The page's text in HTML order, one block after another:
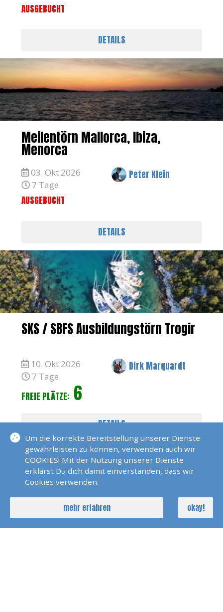
AUSGEBUCHT
DETAILS
Meilentörn Mallorca, Ibiza,
Menorca
03. Okt 2026
7 Tage
Peter Klein
AUSGEBUCHT
DETAILS
SKS / SBFS Ausbildungstörn Trogir
10. Okt 2026
7 Tage
Dirk Marquardt
FREIE PLÄTZE: 6
DETAILS
Katamaran Training 3 Tage Trogir
Um die korrekte Bereitstellung unserer Dienste
gewährleisten zu können, verwenden auch wir
COOKIES! Mit der Nutzung unserer Dienste
erklärst Du dich damit einverstanden, dass wir
Cookies verwenden.
mehr erfahren okay!